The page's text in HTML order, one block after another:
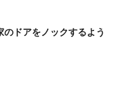
のドアをノックするよう